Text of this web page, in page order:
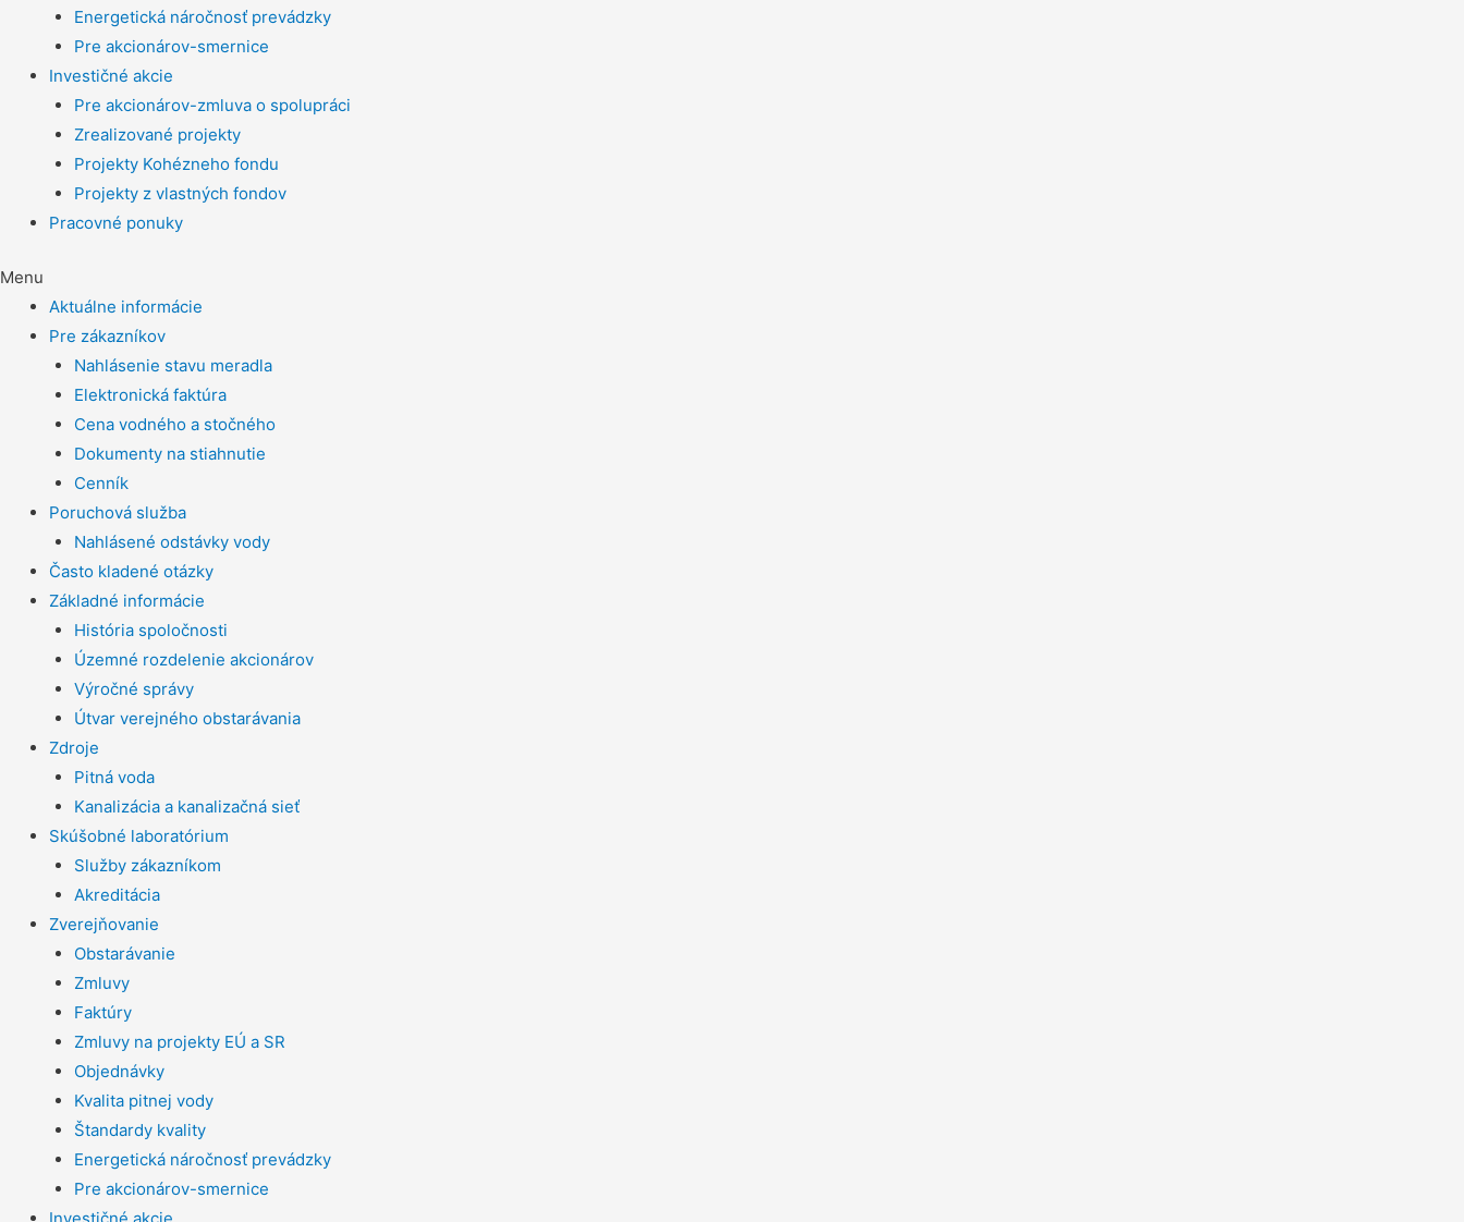
Energetická náročnosť prevádzky
Pre akcionárov-smernice
Investičné akcie
Pre akcionárov-zmluva o spolupráci
Zrealizované projekty
Projekty Kohézneho fondu
Projekty z vlastných fondov
Pracovné ponuky
Menu
Aktuálne informácie
Pre zákazníkov
Nahlásenie stavu meradla
Elektronická faktúra
Cena vodného a stočného
Dokumenty na stiahnutie
Cenník
Poruchová služba
Nahlásené odstávky vody
Často kladené otázky
Základné informácie
História spoločnosti
Územné rozdelenie akcionárov
Výročné správy
Útvar verejného obstarávania
Zdroje
Pitná voda
Kanalizácia a kanalizačná sieť
Skúšobné laboratórium
Služby zákazníkom
Akreditácia
Zverejňovanie
Obstarávanie
Zmluvy
Faktúry
Zmluvy na projekty EÚ a SR
Objednávky
Kvalita pitnej vody
Štandardy kvality
Energetická náročnosť prevádzky
Pre akcionárov-smernice